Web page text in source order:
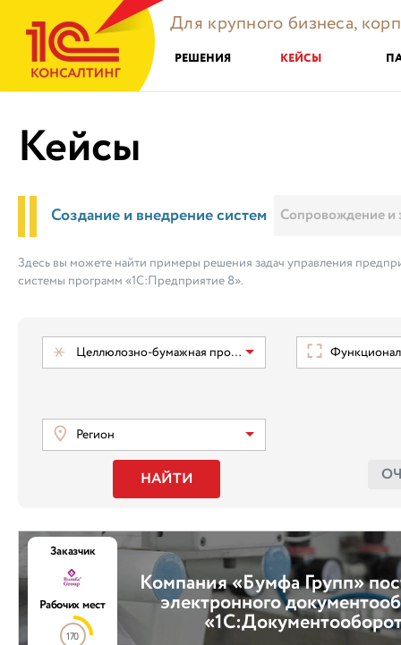
Для крупного бизнеса,
РЕШЕНИЯ КЕЙСЫ
Кейсы
Создание и внедрение систем Сопровождение и
Здесь вы можете найти примеры решения задач управления
системы программ «1С:Предприятие 8».
Целлюлозно-бумажная промышленность
Регион
НАЙТИ
Компания «Бумфа Групп»
электронного
Заказчик
Рабочих мест
170